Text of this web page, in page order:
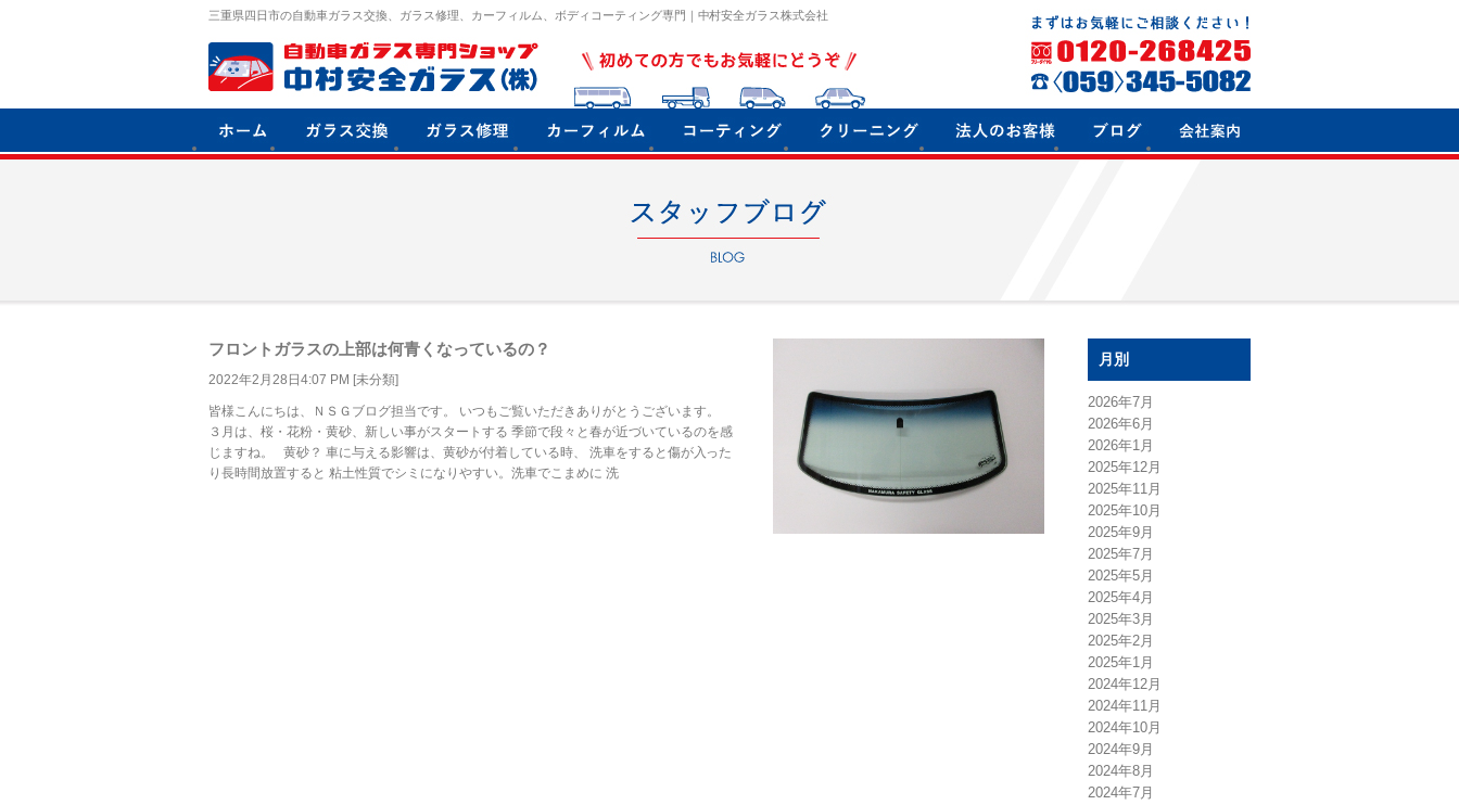
三重県四日市の自動車ガラス交換、ガラス修理、カーフィルム、ボディコーティング専門｜中村安全ガラス株式会社
フロントガラスの上部は何青くなっているの？
2022年2月28日4:07 PM [未分類]
皆様こんにちは、ＮＳＧブログ担当です。 いつもご覧いただきありがとうございます。
３月は、桜・花粉・黄砂、新しい事がスタートする 季節で段々と春が近づいているのを感
じますね。 黄砂？ 車に与える影響は、黄砂が付着している時、 洗車をすると傷が入った
り長時間放置すると 粘土性質でシミになりやすい。洗車でこまめに 洗
月別
2026年7月
2026年6月
2026年1月
2025年12月
2025年11月
2025年10月
2025年9月
2025年7月
2025年5月
2025年4月
2025年3月
2025年2月
2025年1月
2024年12月
2024年11月
2024年10月
2024年9月
2024年8月
2024年7月